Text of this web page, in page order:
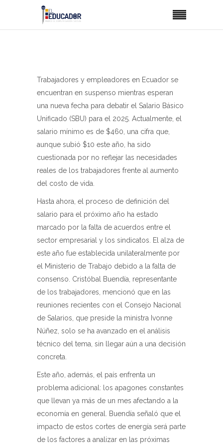
Trabajadores y empleadores en Ecuador se
encuentran en suspenso mientras esperan
una nueva fecha para debatir el Salario Básico
Unificado (SBU) para el 2025. Actualmente, el
salario mínimo es de $460, una cifra que,
aunque subió $10 este año, ha sido
cuestionada por no reflejar las necesidades
reales de los trabajadores frente al aumento
del costo de vida.
Hasta ahora, el proceso de definición del
salario para el próximo año ha estado
marcado por la falta de acuerdos entre el
sector empresarial y los sindicatos. El alza de
este año fue establecida unilateralmente por
el Ministerio de Trabajo debido a la falta de
consenso. Cristóbal Buendía, representante
de los trabajadores, mencionó que en las
reuniones recientes con el Consejo Nacional
de Salarios, que preside la ministra Ivonne
Núñez, solo se ha avanzado en el análisis
técnico del tema, sin llegar aún a una decisión
concreta.
Este año, además, el país enfrenta un
problema adicional: los apagones constantes
que llevan ya más de un mes afectando a la
economía en general. Buendía señaló que el
impacto de estos cortes de energía será parte
de los factores a analizar en las próximas